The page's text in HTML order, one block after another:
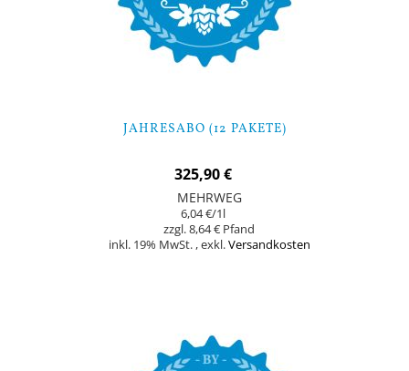
JAHRESABO (12 PAKETE)
325,90 €
MEHRWEG
6,04 €/1l
8,64 €
inkl. 19% MwSt. ,exkl.Versandkosten